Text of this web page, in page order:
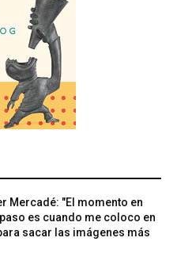
Mercadé: "El momento en
es cuando me coloco en
sacar las imágenes más